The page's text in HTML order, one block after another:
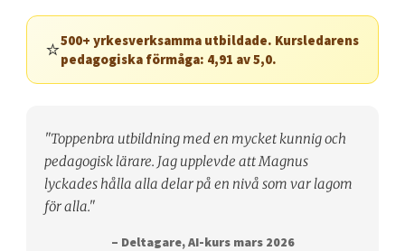
⭐500+ yrkesverksamma utbildade. Kursledarens
pedagogiska förmåga: 4,91 av 5,0.
"Toppenbra utbildning med en mycket kunnig och
pedagogisk lärare. Jag upplevde att Magnus
lyckades hålla alla delar på en nivå som var lagom
för alla."
– Deltagare, AI-kurs mars 2026